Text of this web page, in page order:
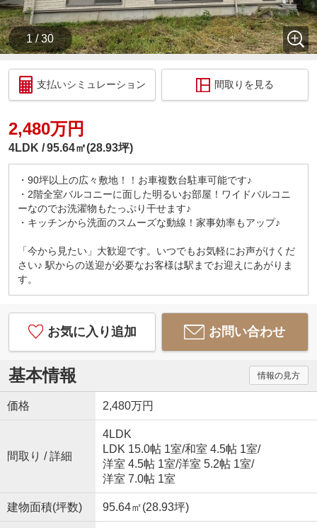
1 / 30
支払いシミュレーション 間取りを見る
2,480万円
4LDK 95.64㎡(28.93坪)
・90坪以上の広々敷地！！お車複数台駐車可能です♪
・2階全室バルコニーに面した明るいお部屋！ワイドバルコニ
ーなのでお洗濯物もたっぷり干せます♪
・キッチンから洗面のスムーズな動線！家事効率もアップ♪
「今から見たい」大歓迎です。いつでもお気軽にお声がけくだ
さい♪ 駅からの送迎が必要なお客様は駅までお迎えにあがりま
す。
お気に入り追加 お問い合わせ
基本情報 情報の見方
価格 2,480万円
間取り / 詳細
4LDK
LDK 15.0帖 1室/和室 4.5帖 1室/
洋室 4.5帖 1室/洋室 5.2帖 1室/
洋室 7.0帖 1室
建物面積(坪数) 95.64㎡(28.93坪)